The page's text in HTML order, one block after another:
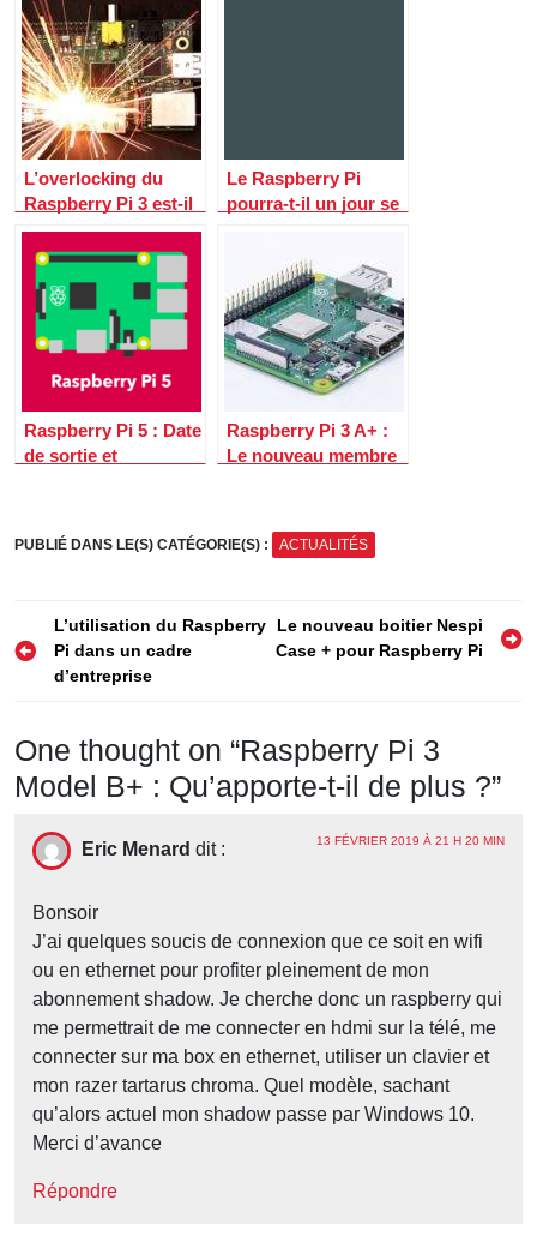
L’overlocking du
Raspberry Pi 3 est-il
vraiment nécessaire
Le Raspberry Pi
pourra-t-il un jour se
Raspberry Pi 5 : Date
de sortie et
Raspberry Pi 3 A+ :
Le nouveau membre
PUBLIÉ DANS LE(S) CATÉGORIE(S) : ACTUALITÉS
Navigation
de
L’utilisation du Raspberry
Pi dans un cadre
d’entreprise
Le nouveau boitier Nespi
Case + pour Raspberry Pi
One thought on “Raspberry Pi 3
Model B+ : Qu’apporte-t-il de plus ?”
Eric Menard dit : 13 FÉVRIER 2019 À 21 H 20 MIN
Bonsoir
J’ai quelques soucis de connexion que ce soit en wifi
ou en ethernet pour profiter pleinement de mon
abonnement shadow. Je cherche donc un raspberry qui
me permettrait de me connecter en hdmi sur la télé, me
connecter sur ma box en ethernet, utiliser un clavier et
mon razer tartarus chroma. Quel modèle, sachant
qu’alors actuel mon shadow passe par Windows 10.
Merci d’avance
Répondre